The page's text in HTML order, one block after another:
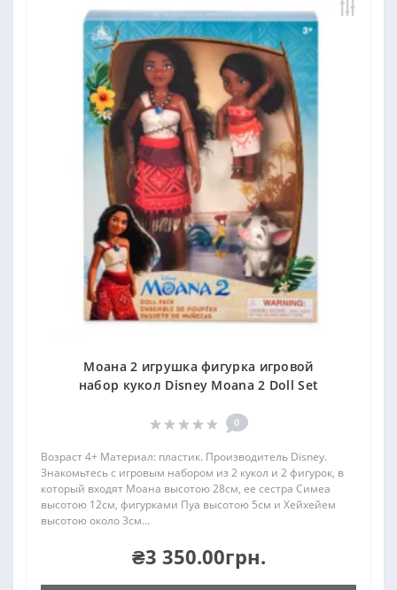
Моана 2 игрушка фигурка игровой
набор кукол Disney Moana 2 Doll Set
0
Возраст 4+ Материал: пластик. Производитель Disney.
Знакомьтесь с игровым набором из 2 кукол и 2 фигурок, в
который входят Моана высотою 28см, ее сестра Симеа
высотою 12см, фигурками Пуа высотою 5см и Хейхейем
высотою около 3см...
₴3 350.00грн.